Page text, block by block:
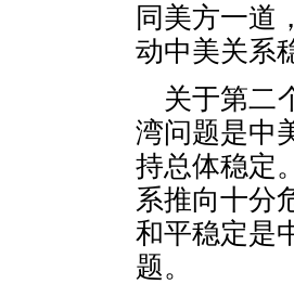
同美方一道
动中美关系
关于第二
湾问题是中
持总体稳定
系推向十分
和平稳定是
题。